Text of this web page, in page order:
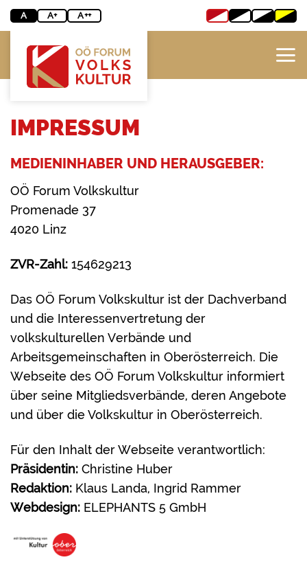
Zum
Inhalt
springen
A A+ A++
IMPRESSUM
MEDIENINHABER UND HERAUSGEBER:
OÖ Forum Volkskultur
Promenade 37
4020 Linz
ZVR-Zahl: 154629213
Das OÖ Forum Volkskultur ist der Dachverband
und die Interessenvertretung der
volkskulturellen Verbände und
Arbeitsgemeinschaften in Oberösterreich. Die
Webseite des OÖ Forum Volkskultur informiert
über seine Mitgliedsverbände, deren Angebote
und über die Volkskultur in Oberösterreich.
Für den Inhalt der Webseite verantwortlich:
Präsidentin: Christine Huber
Redaktion: Klaus Landa, Ingrid Rammer
Webdesign: ELEPHANTS 5 GmbH